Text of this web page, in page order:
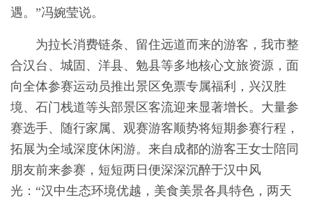
遇。”冯婉莹说。
为拉长消费链条、留住远道而来的游客，我市整
合汉台、城固、洋县、勉县等多地核心文旅资源，面
向全体参赛运动员推出景区免票专属福利，兴汉胜
境、石门栈道等头部景区客流迎来显著增长。大量参
赛选手、随行家属、观赛游客顺势将短期参赛行程，
拓展为全域深度休闲游。来自成都的游客王女士陪同
朋友前来参赛，短短两日便深深沉醉于汉中风
光：“汉中生态环境优越，美食美景各具特色，两天